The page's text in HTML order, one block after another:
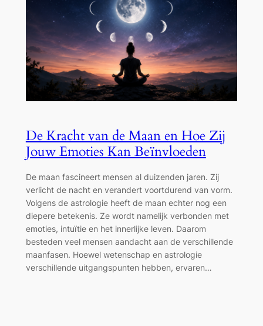
De Kracht van de Maan en Hoe Zij
Jouw Emoties Kan Beïnvloeden
De maan fascineert mensen al duizenden jaren. Zij
verlicht de nacht en verandert voortdurend van vorm.
Volgens de astrologie heeft de maan echter nog een
diepere betekenis. Ze wordt namelijk verbonden met
emoties, intuïtie en het innerlijke leven. Daarom
besteden veel mensen aandacht aan de verschillende
maanfasen. Hoewel wetenschap en astrologie
verschillende uitgangspunten hebben, ervaren…